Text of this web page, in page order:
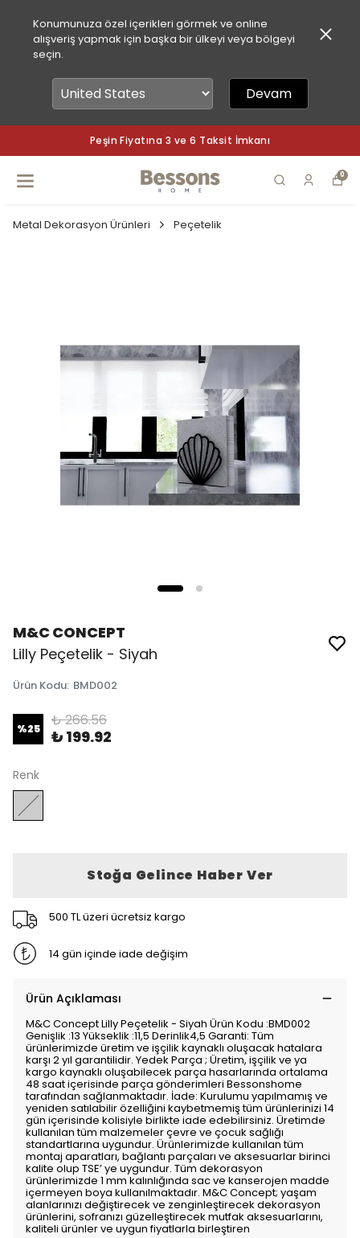
Konumunuza özel içerikleri görmek ve online
alışveriş yapmak için başka bir ülkeyi veya bölgeyi
seçin.
Devam
Peşin Fiyatına 3 ve 6
0
Metal Dekorasyon Ürünleri Peçetelik
M&C CONCEPT
Lilly Peçetelik - Siyah
Ürün Kodu: BMD002
%25 ₺ 266.56
₺ 199.92
Renk
Stoğa Gelince Haber Ver
500 TL üzeri ücretsiz kargo
14 gün içinde iade değişim
Ürün Açıklaması
M&C Concept Lilly Peçetelik - Siyah Ürün Kodu :BMD002
Genişlik :13 Yükseklik :11,5 Derinlik4,5 Garanti: Tüm
ürünlerimizde üretim ve işçilik kaynaklı oluşacak hatalara
karşı 2 yıl garantilidir. Yedek Parça ; Üretim, işçilik ve ya
kargo kaynaklı oluşabilecek parça hasarlarında ortalama
48 saat içerisinde parça gönderimleri Bessonshome
tarafından sağlanmaktadır. İade: Kurulumu yapılmamış ve
yeniden satılabilir özelliğini kaybetmemiş tüm ürünlerinizi 14
gün içerisinde kolisiyle birlikte iade edebilirsiniz. Üretimde
kullanılan tüm malzemeler çevre ve çocuk sağlığı
standartlarına uygundur. Ürünlerimizde kullanılan tüm
montaj aparatları, bağlantı parçaları ve aksesuarlar birinci
kalite olup TSE’ ye uygundur. Tüm dekorasyon
ürünlerimizde 1 mm kalınlığında sac ve kanserojen madde
içermeyen boya kullanılmaktadır. M&C Concept; yaşam
alanlarınızı değiştirecek ve zenginleştirecek dekorasyon
ürünlerini, sofranızı güzelleştirecek mutfak aksesuarlarını,
kaliteli ürünler ve uygun fiyatlarla birleştiren